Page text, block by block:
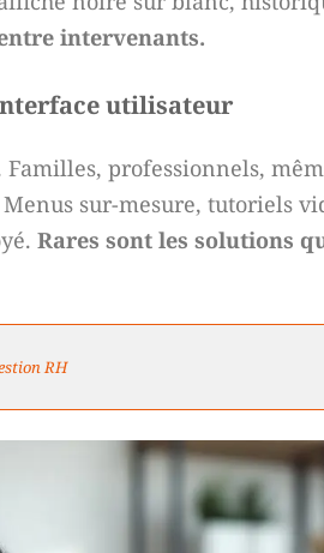
intervenants.
utilisateur
professionnels,
sur-mesure, tutoriels
Rares sont les solutions
RH